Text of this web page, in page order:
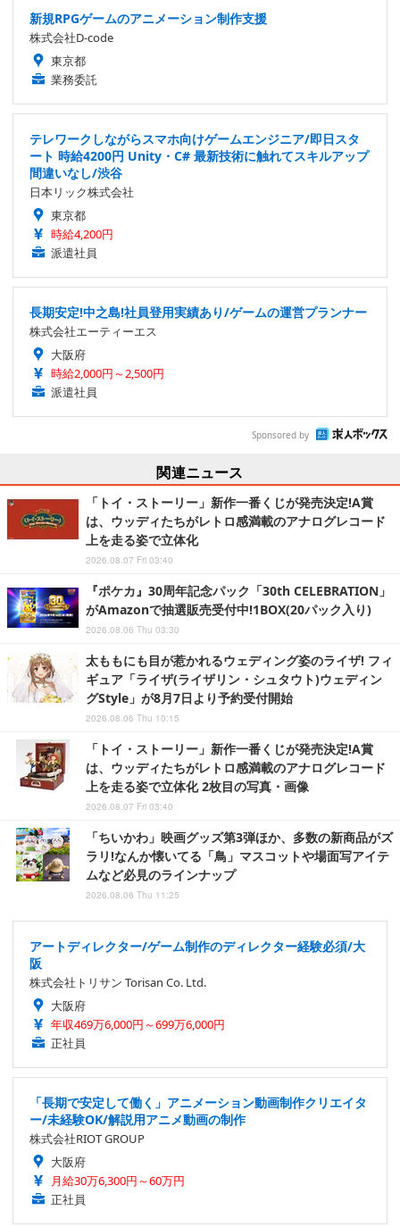
新規RPGゲームのアニメーション制作支援
株式会社D-code
東京都
業務委託
テレワークしながらスマホ向けゲームエンジニア/即日スタ
ート 時給4200円 Unity・C# 最新技術に触れてスキルアップ
間違いなし/渋谷
日本リック株式会社
東京都
時給4,200円
派遣社員
長期安定!中之島!社員登用実績あり/ゲームの運営プランナー
株式会社エーティーエス
大阪府
時給2,000円～2,500円
派遣社員
Sponsored by
関連ニュース
「トイ・ストーリー」新作一番くじが発売決定!A賞
は、ウッディたちがレトロ感満載のアナログレコード
上を走る姿で立体化
2026.08.07 Fri 03:40
『ポケカ』30周年記念パック「30th CELEBRATION」
がAmazonで抽選販売受付中!1BOX(20パック入り)
2026.08.06 Thu 03:30
太ももにも目が惹かれるウェディング姿のライザ! フィ
ギュア「ライザ(ライザリン・シュタウト)ウェディン
グStyle」が8月7日より予約受付開始
2026.08.06 Thu 10:15
「トイ・ストーリー」新作一番くじが発売決定!A賞
は、ウッディたちがレトロ感満載のアナログレコード
上を走る姿で立体化 2枚目の写真・画像
2026.08.07 Fri 03:40
「ちいかわ」映画グッズ第3弾ほか、多数の新商品がズ
ラリ!なんか懐いてる「鳥」マスコットや場面写アイテ
ムなど必見のラインナップ
2026.08.06 Thu 11:25
アートディレクター/ゲーム制作のディレクター経験必須/大
阪
株式会社トリサン Torisan Co. Ltd.
大阪府
年収469万6,000円～699万6,000円
正社員
「長期で安定して働く」アニメーション動画制作クリエイタ
ー/未経験OK/解説用アニメ動画の制作
株式会社RIOT GROUP
大阪府
月給30万6,300円～60万円
正社員